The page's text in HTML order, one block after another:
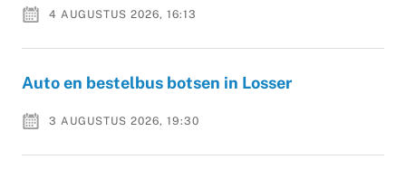
4 AUGUSTUS 2026, 16:13
Auto en bestelbus botsen in Losser
3 AUGUSTUS 2026, 19:30